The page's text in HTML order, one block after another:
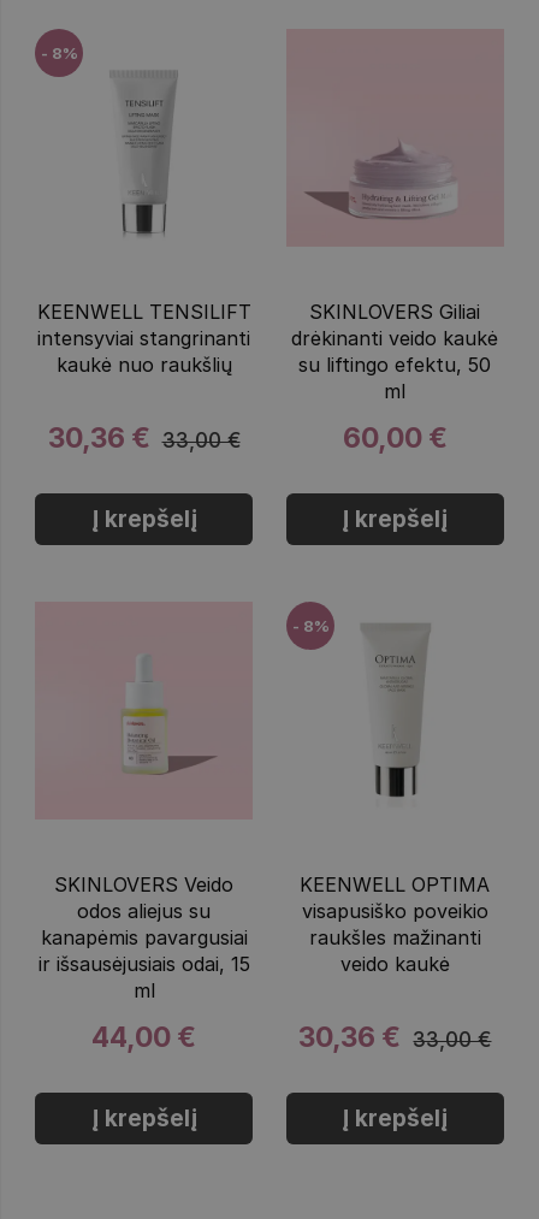
KEENWELL TENSILIFT
intensyviai stangrinanti
kaukė nuo raukšlių
30,36 € 33,00 €
Į krepšelį
- 8%
SKINLOVERS Giliai
drėkinanti veido kaukė
su liftingo efektu, 50
ml
60,00 €
Į krepšelį
SKINLOVERS Veido
odos aliejus su
kanapėmis pavargusiai
ir išsausėjusiais odai, 15
ml
44,00 €
Į krepšelį
KEENWELL OPTIMA
visapusiško poveikio
raukšles mažinanti
veido kaukė
30,36 € 33,00 €
Į krepšelį
- 8%